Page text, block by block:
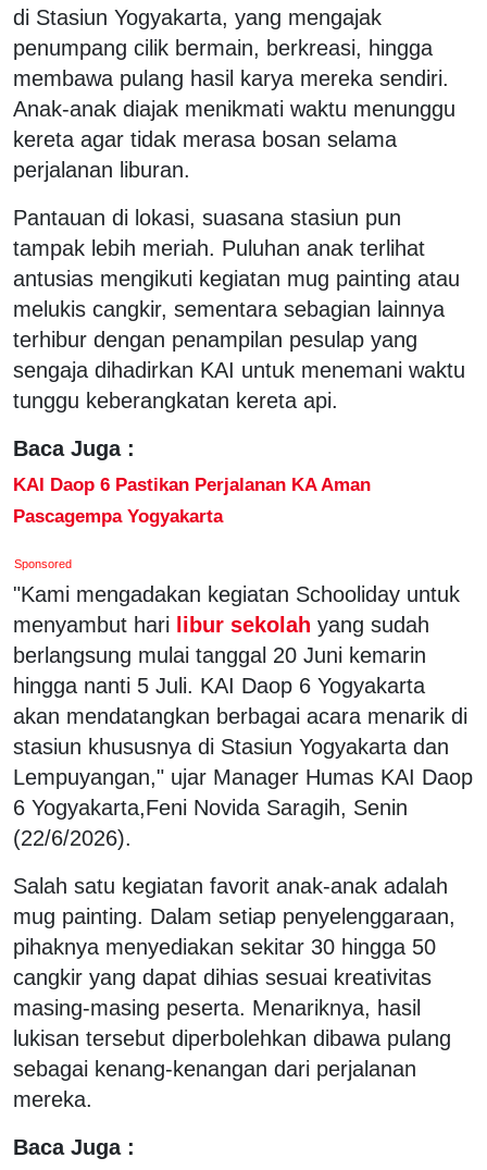
di Stasiun Yogyakarta, yang mengajak
penumpang cilik bermain, berkreasi, hingga
membawa pulang hasil karya mereka sendiri.
Anak-anak diajak menikmati waktu menunggu
kereta agar tidak merasa bosan selama
perjalanan liburan.
Pantauan di lokasi, suasana stasiun pun
tampak lebih meriah. Puluhan anak terlihat
antusias mengikuti kegiatan mug painting atau
melukis cangkir, sementara sebagian lainnya
terhibur dengan penampilan pesulap yang
sengaja dihadirkan KAI untuk menemani waktu
tunggu keberangkatan kereta api.
Baca Juga :
KAI Daop 6 Pastikan Perjalanan KA Aman
Pascagempa Yogyakarta
Sponsored
"Kami mengadakan kegiatan Schooliday untuk
menyambut hari libur sekolah yang sudah
berlangsung mulai tanggal 20 Juni kemarin
hingga nanti 5 Juli. KAI Daop 6 Yogyakarta
akan mendatangkan berbagai acara menarik di
stasiun khususnya di Stasiun Yogyakarta dan
Lempuyangan," ujar Manager Humas KAI Daop
6 Yogyakarta,Feni Novida Saragih, Senin
(22/6/2026).
Salah satu kegiatan favorit anak-anak adalah
mug painting. Dalam setiap penyelenggaraan,
pihaknya menyediakan sekitar 30 hingga 50
cangkir yang dapat dihias sesuai kreativitas
masing-masing peserta. Menariknya, hasil
lukisan tersebut diperbolehkan dibawa pulang
sebagai kenang-kenangan dari perjalanan
mereka.
Baca Juga :